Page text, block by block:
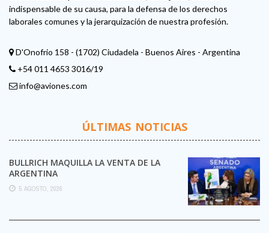
indispensable de su causa, para la defensa de los derechos
laborales comunes y la jerarquización de nuestra profesión.
D'Onofrio 158 - (1702) Ciudadela - Buenos Aires - Argentina
+54 011 4653 3016/19
info@aviones.com
ÚLTIMAS NOTICIAS
BULLRICH MAQUILLA LA VENTA DE LA
ARGENTINA
5 AGOSTO, 2026